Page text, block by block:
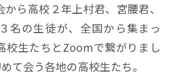
ら高校２年上村君、宮腰君、
名の生徒が、全国から集まっ
生たちとZoomで繋がりまし
て会う各地の高校生たち。